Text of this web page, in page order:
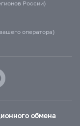
России)
оператора)
обмена